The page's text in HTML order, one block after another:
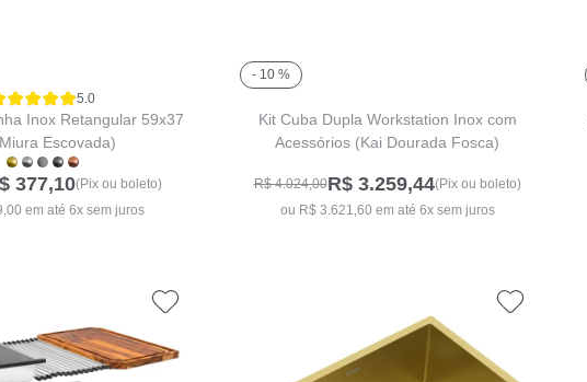
5.0
Inox Retangular 59x37
Escovada)
377,10(Pix ou boleto)
em até 6x sem juros
- 10 %
Kit Cuba Dupla Workstation Inox com
Acessórios (Kai Dourada Fosca)
R$ 4.024,00R$ 3.259,44(Pix ou boleto)
ou R$ 3.621,60 em até 6x sem juros